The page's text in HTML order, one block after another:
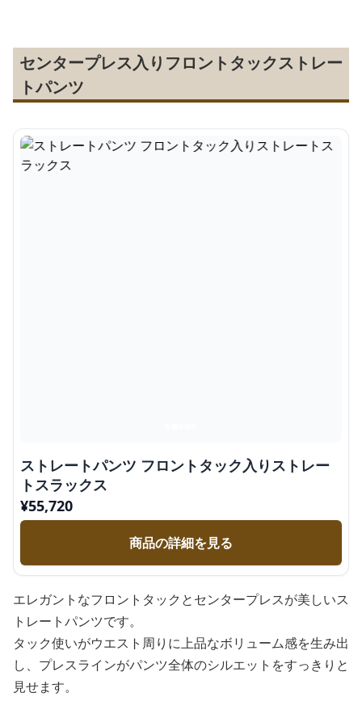
センタープレス入りフロントタックストレー
トパンツ
ストレートパンツ フロントタック入りストレー
トスラックス
¥55,720
商品の詳細を見る
エレガントなフロントタックとセンタープレスが美しいス
トレートパンツです。
タック使いがウエスト周りに上品なボリューム感を生み出
し、プレスラインがパンツ全体のシルエットをすっきりと
見せます。